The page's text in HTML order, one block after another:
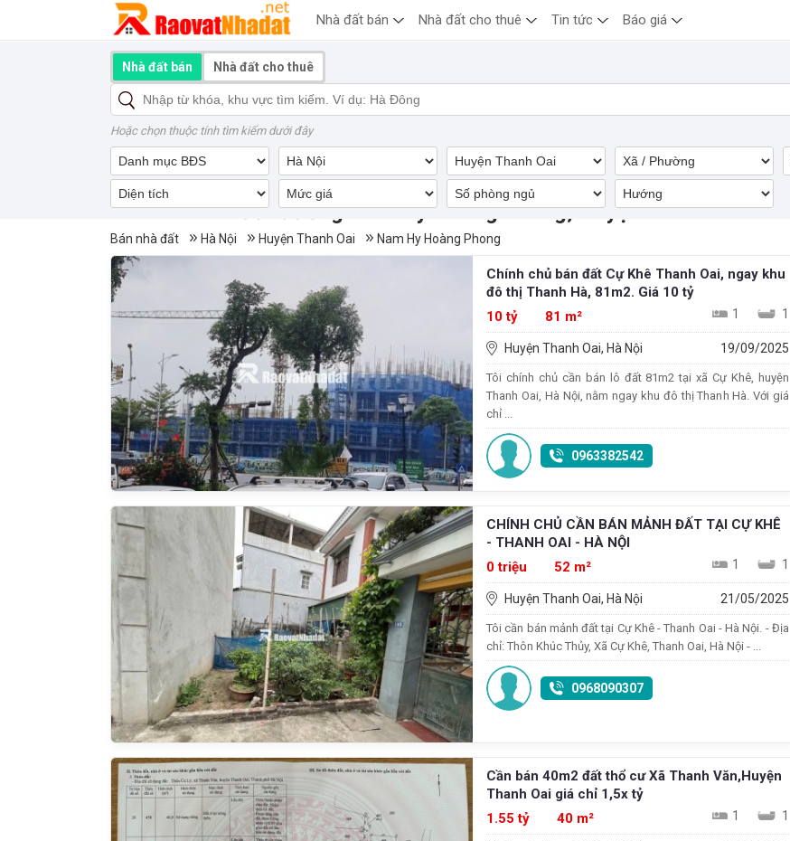
Mua bán nhà đất đường Nam Hy Hoàng Phong, Huyện Thanh Oai
Bán nhà đất Hà Nội Huyện Thanh Oai Nam Hy Hoàng Phong
Chính chủ bán đất Cự Khê Thanh Oai, ngay khu
đô thị Thanh Hà, 81m2. Giá 10 tỷ
10 tỷ
81 m² 1 1
Huyện Thanh Oai, Hà Nội 19/09/2025
Tôi chính chủ cần bán lô đất 81m2 tại xã Cự Khê, huyện
Thanh Oai, Hà Nội, nằm ngay khu đô thị Thanh Hà. Với giá
chỉ ...
0963382542
CHÍNH CHỦ CẦN BÁN MẢNH ĐẤT TẠI CỰ KHÊ
- THANH OAI - HÀ NỘI
0 triệu
52 m² 1 1
Huyện Thanh Oai, Hà Nội 21/05/2025
Tôi cần bán mảnh đất tại Cự Khê - Thanh Oai - Hà Nội. - Địa
chỉ: Thôn Khúc Thủy, Xã Cự Khê, Thanh Oai, Hà Nội - ...
0968090307
Cần bán 40m2 đất thổ cư Xã Thanh Văn,Huyện
Thanh Oai giá chỉ 1,5x tỷ
1.55 tỷ
40 m² 1 1
Nhà đất bán Nhà đất cho thuê
Hoặc chọn thuộc tính tìm kiếm dưới đây
Nhà đất bán Nhà đất cho thuê Tin tức Báo giá